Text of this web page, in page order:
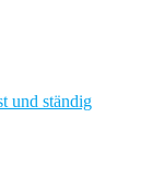
und ständig